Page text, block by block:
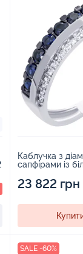
Каблучка з
сапфірами із
23 822 грн
SALE -60%